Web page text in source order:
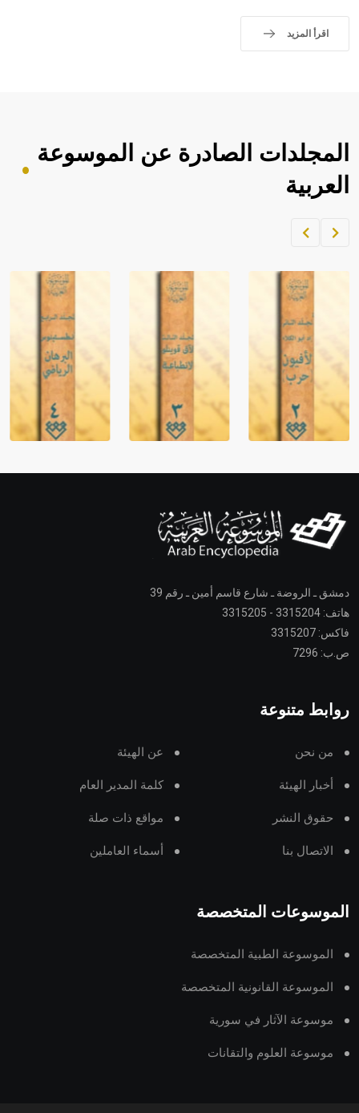
اقرأ المزيد
المجلدات الصادرة عن الموسوعة
العربية
دمشق ـ الروضة ـ شارع قاسم أمين ـ رقم 39
هاتف: 3315204 - 3315205
فاكس: 3315207
ص.ب: 7296
روابط متنوعة
من نحن عن الهيئة
أخبار الهيئة كلمة المدير العام
حقوق النشر مواقع ذات صلة
الاتصال بنا أسماء العاملين
الموسوعات المتخصصة
الموسوعة الطبية المتخصصة
الموسوعة القانونية المتخصصة
موسوعة الآثار في سورية
موسوعة العلوم والتقانات